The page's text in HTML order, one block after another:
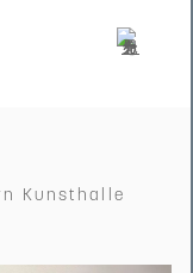
Kunsthalle